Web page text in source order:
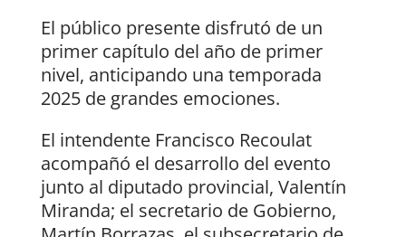
El público presente disfrutó de un
primer capítulo del año de primer
nivel, anticipando una temporada
2025 de grandes emociones.
El intendente Francisco Recoulat
acompañó el desarrollo del evento
junto al diputado provincial, Valentín
Miranda; el secretario de Gobierno,